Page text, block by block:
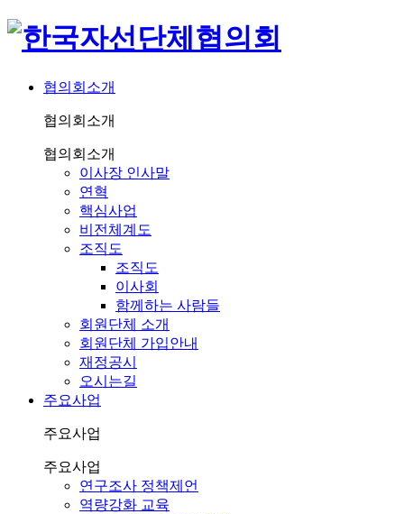
협의회소개
협의회소개
협의회소개
이사장 인사말
연혁
핵심사업
비전체계도
조직도
조직도
이사회
함께하는 사람들
회원단체 소개
회원단체 가입안내
재정공시
오시는길
주요사업
주요사업
주요사업
연구조사 정책제언
역량강화 교육